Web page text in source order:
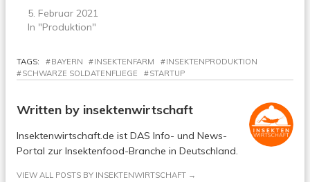
5. Februar 2021
In "Produktion"
TAGS: BAYERN INSEKTENFARM
INSEKTENPRODUKTION
SCHWARZE SOLDATENFLIEGE
STARTUP
Written by insektenwirtschaft
Insektenwirtschaft.de ist DAS Info- und News-
Portal zur Insektenfood-Branche in Deutschland.
VIEW ALL POSTS BY INSEKTENWIRTSCHAFT